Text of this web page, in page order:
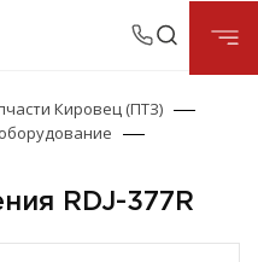
Кировец (ПТЗ)
RDJ-377R